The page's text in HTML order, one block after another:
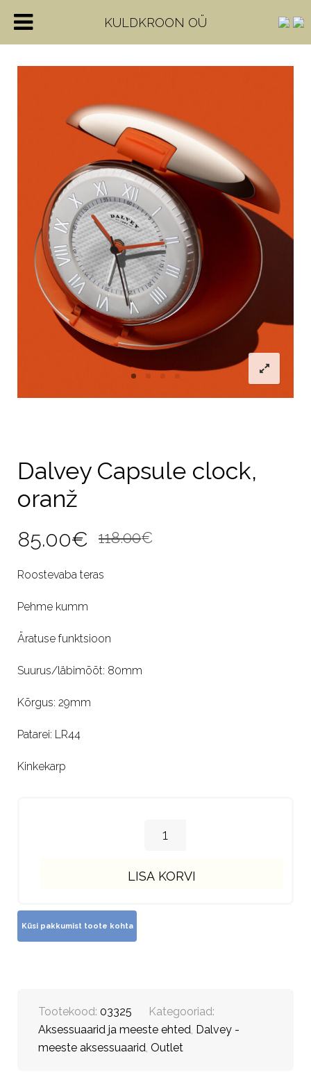
Dalvey Capsule clock,
oranž
118.00€
85.00€
Roostevaba teras
Pehme kumm
Äratuse funktsioon
Suurus/läbimõõt: 80mm
Kõrgus: 29mm
Patarei: LR44
Kinkekarp
LISA KORVI
Tootekood: 03325
Kategooriad:
Aksessuaarid ja meeste ehted Dalvey -
meeste aksessuaarid Outlet
KULDKROON OÜ